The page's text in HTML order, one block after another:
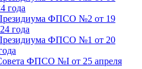
года
ФПСО №2 от 19
года
ФПСО №1 от 20
ФПСО №I от 25 апреля